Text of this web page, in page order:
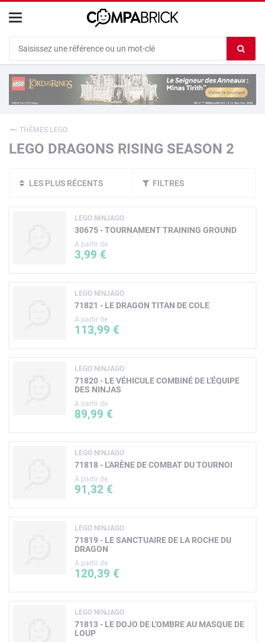
le
THÈMES LEGO
LEGO DRAGONS RISING SEASON 2
LES PLUS RÉCENTS FILTRES
LEGO NINJAGO
30675 - TOURNAMENT TRAINING GROUND
A partir de
3,99 €
LEGO NINJAGO
71821 - LE DRAGON TITAN DE COLE
A partir de
113,99 €
LEGO NINJAGO
71820 - LE VÉHICULE COMBINÉ DE L'ÉQUIPE
DES NINJAS
A partir de
89,99 €
LEGO NINJAGO
71818 - L'ARÈNE DE COMBAT DU TOURNOI
A partir de
91,32 €
LEGO NINJAGO
71819 - LE SANCTUAIRE DE LA ROCHE DU
DRAGON
A partir de
120,39 €
LEGO NINJAGO
71813 - LE DOJO DE L'OMBRE AU MASQUE DE
LOUP
Cookies management panel